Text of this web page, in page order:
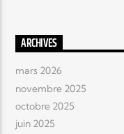
ARCHIVES
mars 2026
novembre 2025
octobre 2025
juin 2025